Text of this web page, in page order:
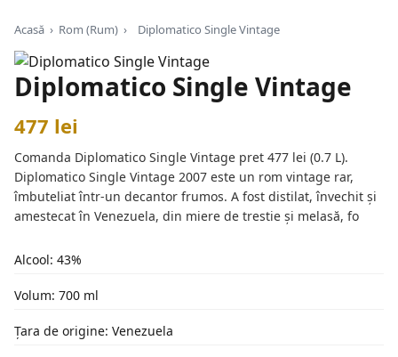
Acasă › Rom (Rum) › Diplomatico Single Vintage
Diplomatico Single Vintage
477 lei
Comanda Diplomatico Single Vintage pret 477 lei (0.7 L).
Diplomatico Single Vintage 2007 este un rom vintage rar,
îmbuteliat într-un decantor frumos. A fost distilat, învechit și
amestecat în Venezuela, din miere de trestie și melasă, fo
Alcool: 43%
Volum: 700 ml
Țara de origine: Venezuela